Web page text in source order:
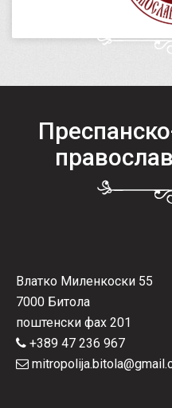
Влатко Миленкоски 55
7000 Битола
поштенски фах 201
+389 47 236 967